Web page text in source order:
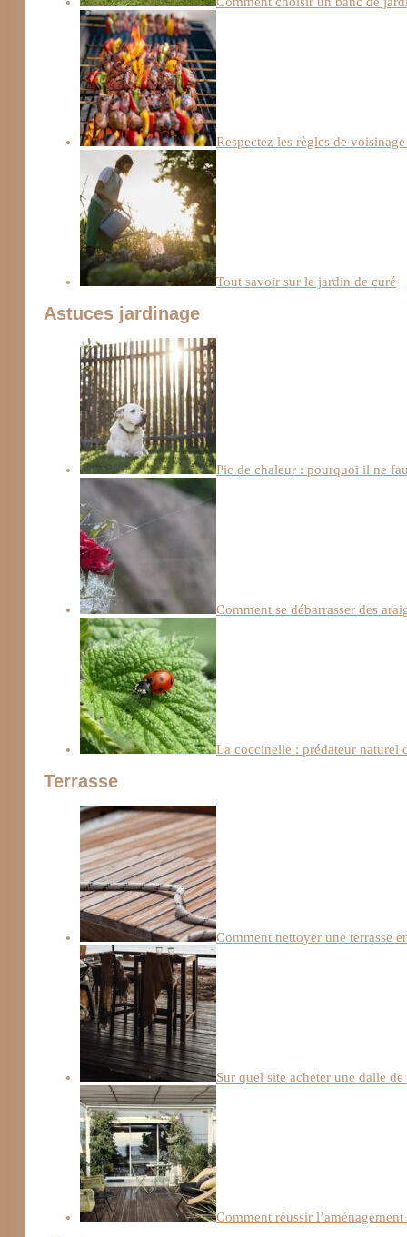
Respectez les règles de
Tout savoir sur le jardin de curé
Astuces jardinage
Pic de chaleur : pourquoi il ne
Comment se débarrasser des
La coccinelle : prédateur naturel
Terrasse
Comment nettoyer une terrasse
Sur quel site acheter une dalle de
Comment réussir l’aménagement